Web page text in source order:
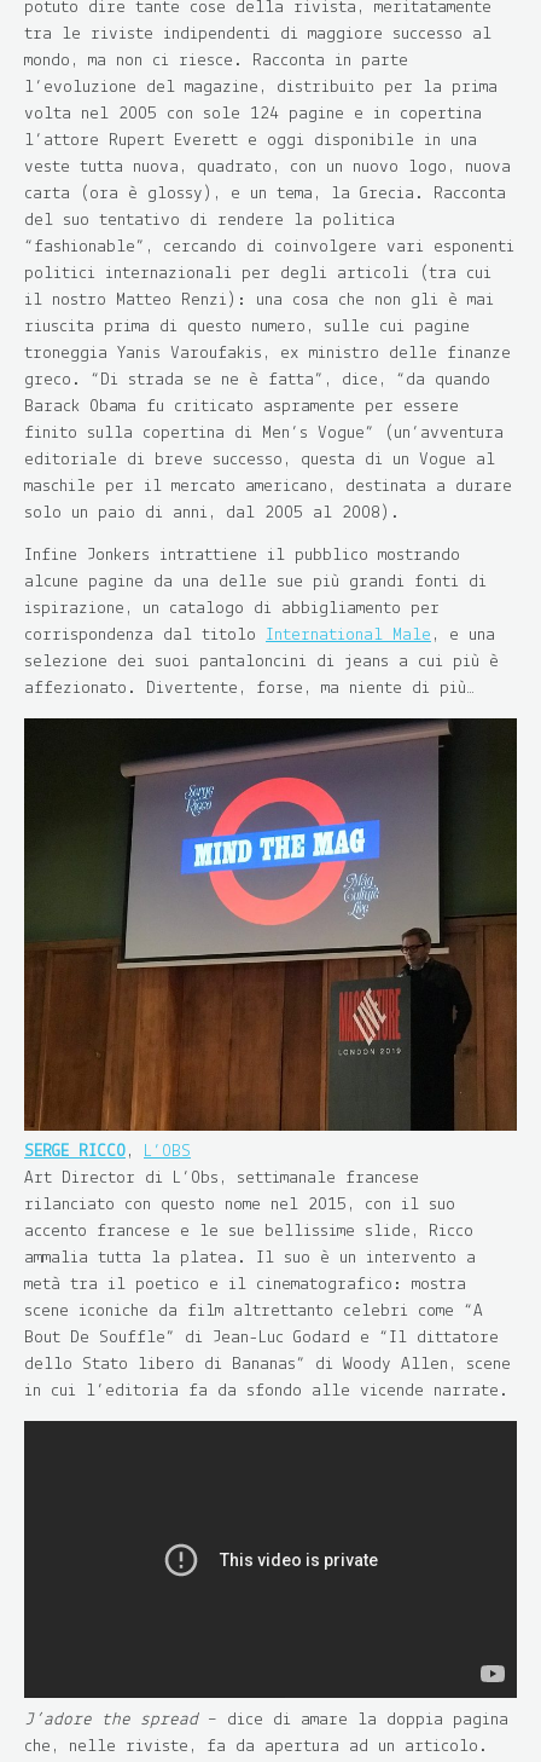
potuto dire tante cose della rivista, meritatamente
tra le riviste indipendenti di maggiore successo al
mondo, ma non ci riesce. Racconta in parte
l’evoluzione del magazine, distribuito per la prima
volta nel 2005 con sole 124 pagine e in copertina
l’attore Rupert Everett e oggi disponibile in una
veste tutta nuova, quadrato, con un nuovo logo, nuova
carta (ora è glossy), e un tema, la Grecia. Racconta
del suo tentativo di rendere la politica
“fashionable”, cercando di coinvolgere vari esponenti
politici internazionali per degli articoli (tra cui
il nostro Matteo Renzi): una cosa che non gli è mai
riuscita prima di questo numero, sulle cui pagine
troneggia Yanis Varoufakis, ex ministro delle finanze
greco. “Di strada se ne è fatta”, dice, “da quando
Barack Obama fu criticato aspramente per essere
finito sulla copertina di Men’s Vogue” (un’avventura
editoriale di breve successo, questa di un Vogue al
maschile per il mercato americano, destinata a durare
solo un paio di anni, dal 2005 al 2008).
Infine Jonkers intrattiene il pubblico mostrando
alcune pagine da una delle sue più grandi fonti di
ispirazione, un catalogo di abbigliamento per
corrispondenza dal titolo International Male , e una
selezione dei suoi pantaloncini di jeans a cui più è
affezionato. Divertente, forse, ma niente di più…
SERGE RICCO , L’OBS
Art Director di L’Obs, settimanale francese
rilanciato con questo nome nel 2015, con il suo
accento francese e le sue bellissime slide, Ricco
ammalia tutta la platea. Il suo è un intervento a
metà tra il poetico e il cinematografico: mostra
scene iconiche da film altrettanto celebri come “A
Bout De Souffle” di Jean-Luc Godard e “Il dittatore
dello Stato libero di Bananas” di Woody Allen, scene
in cui l’editoria fa da sfondo alle vicende narrate.
J’adore the spread– dice di amare la doppia pagina
che, nelle riviste, fa da apertura ad un articolo.